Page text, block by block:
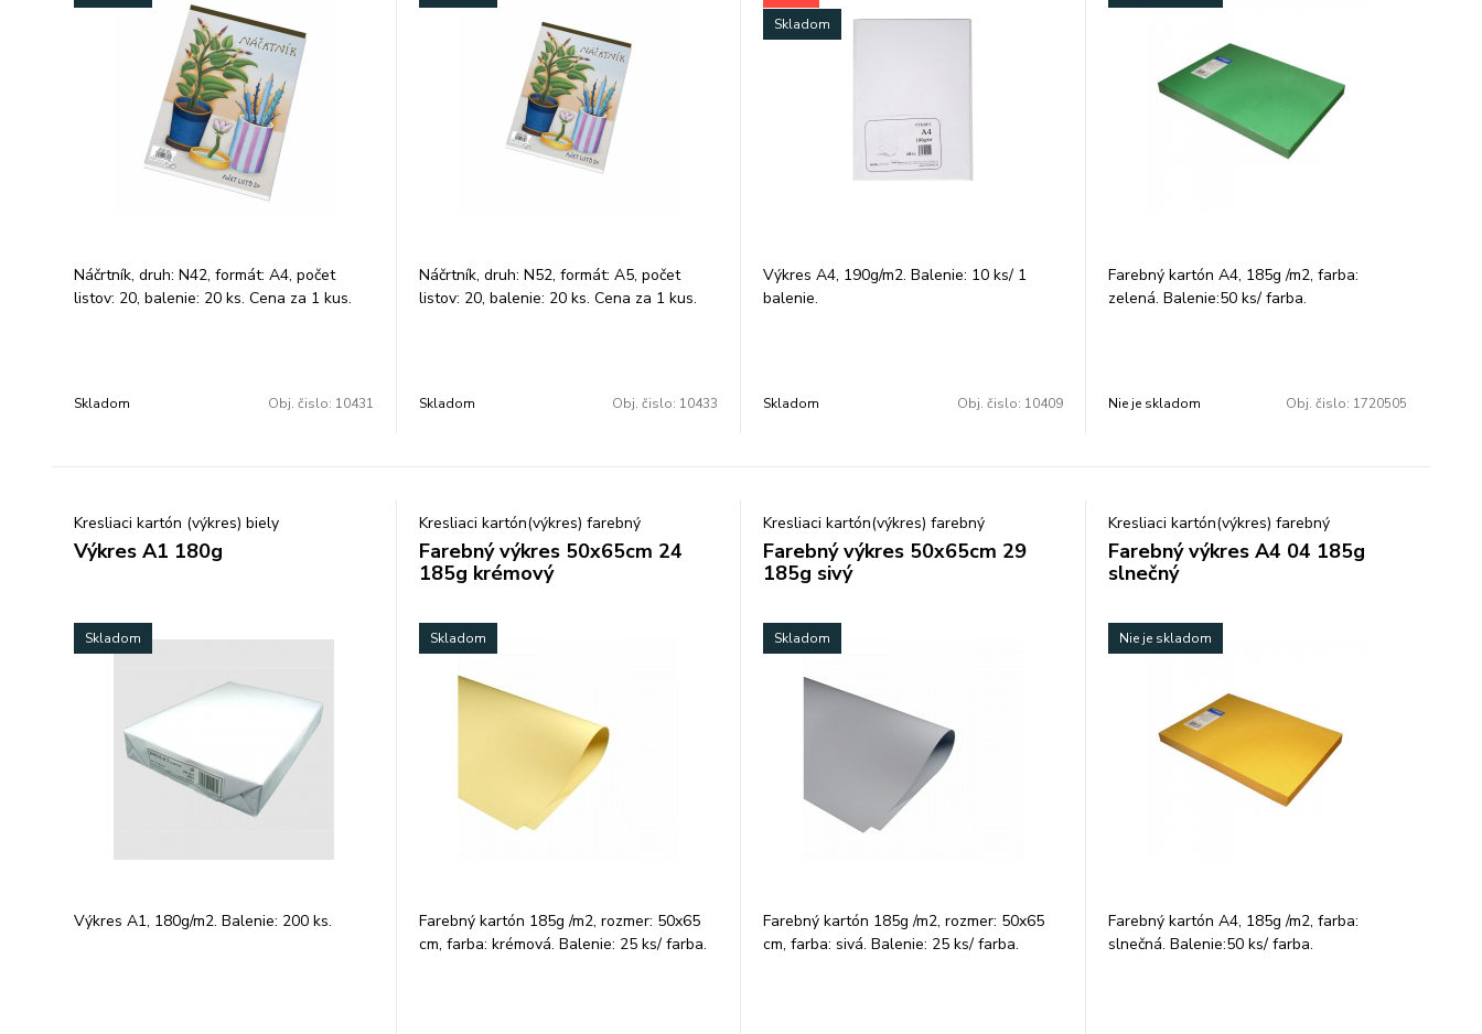
Náčrtník, druh: N42, formát: A4, počet
listov: 20, balenie: 20 ks. Cena za 1 kus.
Skladom Obj. čislo: 10431
Náčrtník, druh: N52, formát: A5, počet
listov: 20, balenie: 20 ks. Cena za 1 kus.
Skladom Obj. čislo: 10433
Skladom
Výkres A4, 190g/m2. Balenie: 10 ks/ 1
balenie.
Skladom Obj. čislo: 10409
Farebný kartón A4, 185g /m2, farba:
zelená. Balenie:50 ks/ farba.
Nie je skladom Obj. čislo: 1720505
Kresliaci kartón (výkres) biely
Výkres A1 180g
Skladom
Výkres A1, 180g/m2. Balenie: 200 ks.
Kresliaci kartón(výkres) farebný
Farebný výkres 50x65cm 24
185g krémový
Skladom
Farebný kartón 185g /m2, rozmer: 50x65
cm, farba: krémová. Balenie: 25 ks/ farba.
Kresliaci kartón(výkres) farebný
Farebný výkres 50x65cm 29
185g sivý
Skladom
Farebný kartón 185g /m2, rozmer: 50x65
cm, farba: sivá. Balenie: 25 ks/ farba.
Kresliaci kartón(výkres) farebný
Farebný výkres A4 04 185g
slnečný
Nie je skladom
Farebný kartón A4, 185g /m2, farba:
slnečná. Balenie:50 ks/ farba.